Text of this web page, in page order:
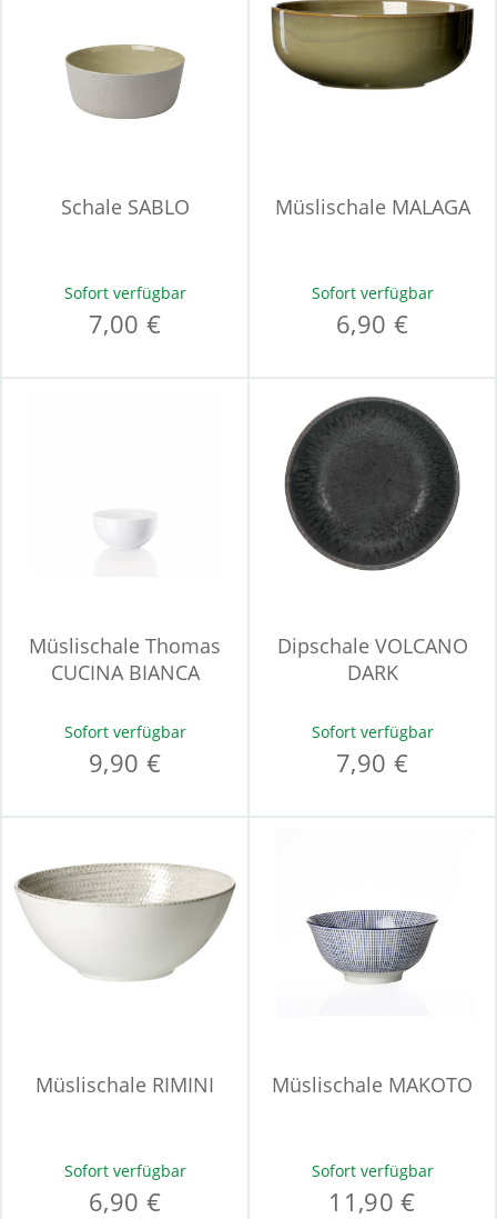
Schale SABLO
Sofort verfügbar
7,00 €
Müslischale MALAGA
Sofort verfügbar
6,90 €
Müslischale Thomas
CUCINA BIANCA
Sofort verfügbar
9,90 €
Dipschale VOLCANO
DARK
Sofort verfügbar
7,90 €
Müslischale RIMINI
Sofort verfügbar
6,90 €
Müslischale MAKOTO
Sofort verfügbar
11,90 €